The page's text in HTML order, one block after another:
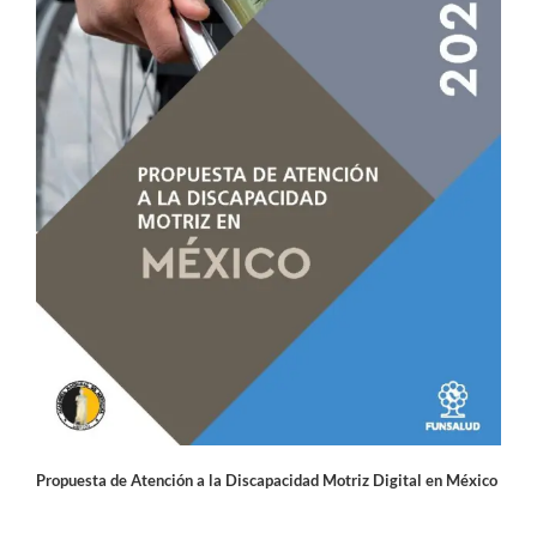
Propuesta de Atención a la Discapacidad Motriz Digital en México